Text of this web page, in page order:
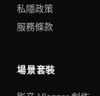
私隱政策
服務條款
場景套裝